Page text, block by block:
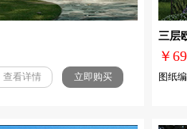
查看详情 立即购买
三层
￥
图纸编